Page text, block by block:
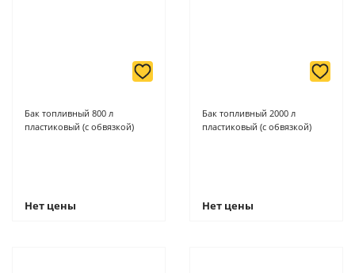
Бак топливный 800 л
пластиковый (с обвязкой)
Нет цены
Бак топливный 2000 л
пластиковый (с обвязкой)
Нет цены